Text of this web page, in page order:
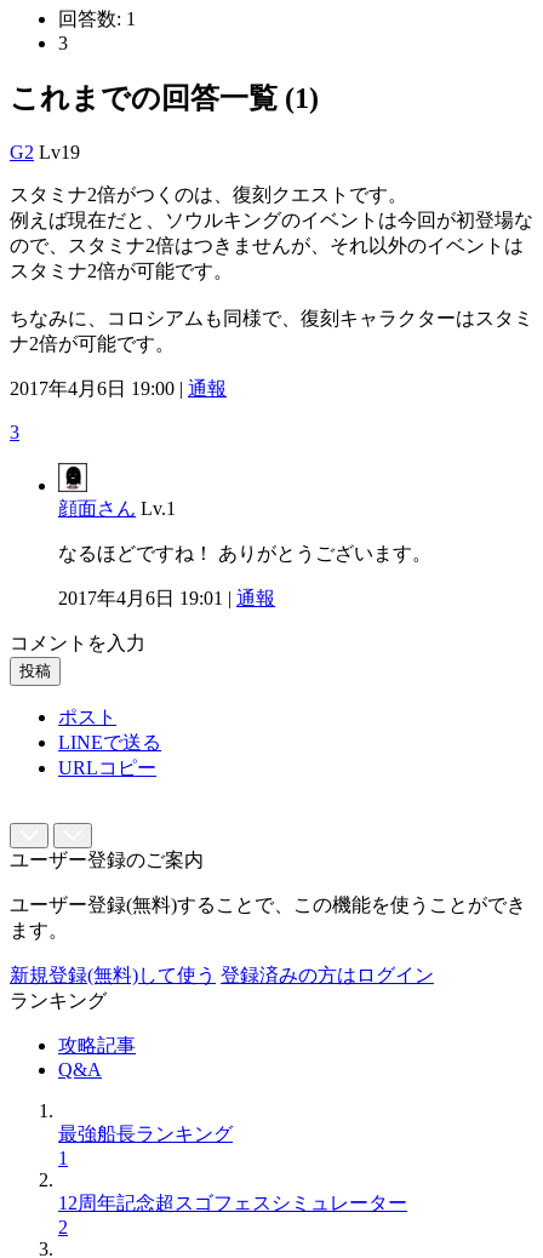
回答数: 1
3
これまでの回答一覧 (1)
G2 Lv19
スタミナ2倍がつくのは、復刻クエストです。
例えば現在だと、ソウルキングのイベントは今回が初登場な
ので、スタミナ2倍はつきませんが、それ以外のイベントは
スタミナ2倍が可能です。
ちなみに、コロシアムも同様で、復刻キャラクターはスタミ
ナ2倍が可能です。
2017年4月6日 19:00 | 通報
3
顔面さん Lv.1
なるほどですね！ ありがとうございます。
2017年4月6日 19:01 | 通報
コメントを入力
投稿
ポスト
LINEで送る
URLコピー
ユーザー登録のご案内
ユーザー登録(無料)することで、この機能を使うことができ
ます。
新規登録(無料)して使う 登録済みの方はログイン
ランキング
攻略記事
Q&A
最強船長ランキング
1
12周年記念超スゴフェスシミュレーター
2